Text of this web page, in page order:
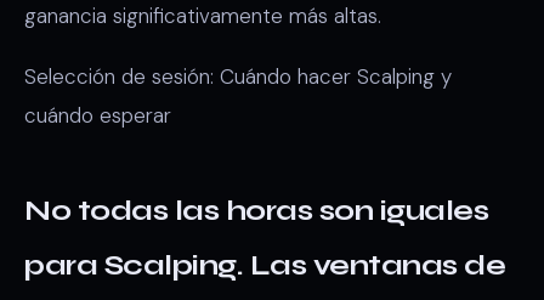
ganancia significativamente más altas.
Selección de sesión: Cuándo hacer Scalping y
cuándo esperar
No todas las horas son iguales
para Scalping. Las ventanas de